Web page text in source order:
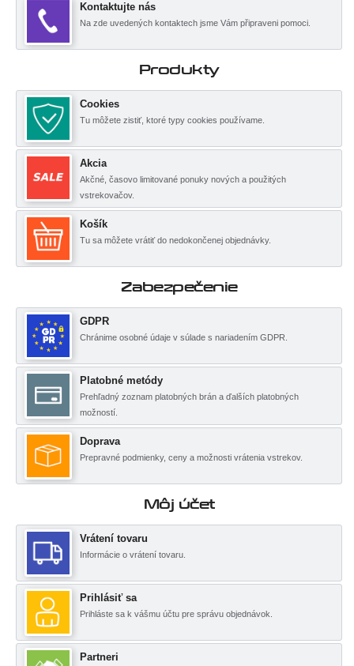
Kontaktujte nás
Na zde uvedených kontaktech jsme Vám připraveni pomoci.
Produkty
Cookies
Tu môžete zistiť, ktoré typy cookies používame.
Akcia
Akčné, časovo limitované ponuky nových a použitých
vstrekovačov.
Košík
Tu sa môžete vrátiť do nedokončenej objednávky.
Zabezpečenie
GDPR
Chránime osobné údaje v súlade s nariadením GDPR.
Platobné metódy
Prehľadný zoznam platobných brán a ďalších platobných
možností.
Doprava
Prepravné podmienky, ceny a možnosti vrátenia vstrekov.
Môj účet
Vrátení tovaru
Informácie o vrátení tovaru.
Prihlásiť sa
Prihláste sa k vášmu účtu pre správu objednávok.
Partneri